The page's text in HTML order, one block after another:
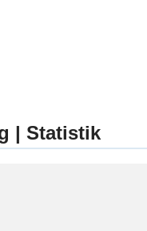
| Statistik